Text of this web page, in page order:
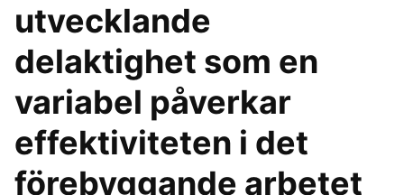
utvecklande
delaktighet som en
variabel påverkar
effektiviteten i det
förebyggande arbetet